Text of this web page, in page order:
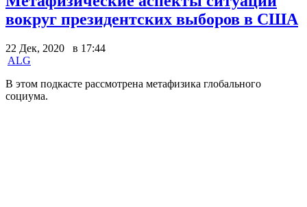
вокруг президентских выборов в США
22 Дек, 2020 в 17:44
ALG
В этом подкасте рассмотрена метафизика глобального
социума.